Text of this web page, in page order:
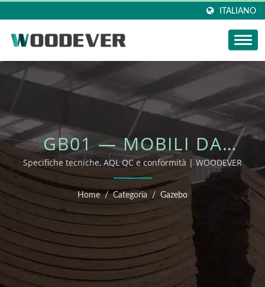
ITALIANO
GB01 — MOBILI DA
ESTERNO OEM/ODM
Specifiche tecniche, AQL QC e conformità | WOODEVER
Home / Categoria / Gazebo